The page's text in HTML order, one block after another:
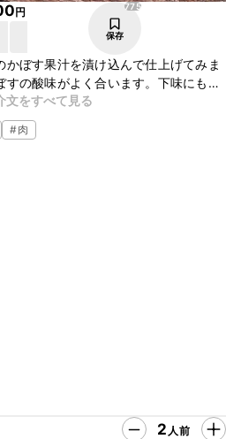
円 775
保存
ぼす果汁を漬け込んで仕上げてみま
すの酸味がよく合います。下味にも仕
ぼすの風味を味わう事が出来ます。是
文をすべて見る
#肉
2 人前